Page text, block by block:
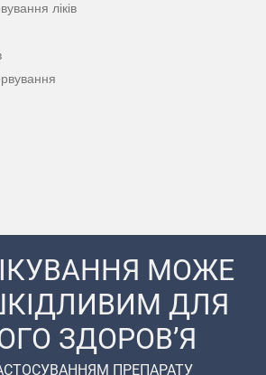
ліків
МОЖЕ
ДЛЯ
ЗДОРОВ’Я
ПРЕПАРАТУ